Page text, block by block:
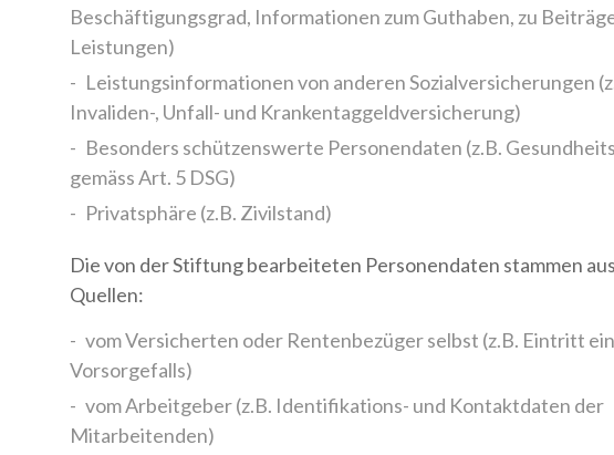
Beschäftigungsgrad, Informationen zum Guthaben, zu
Leistungen)
Leistungsinformationen von anderen Sozialversicherungen
Invaliden-, Unfall- und Krankentaggeldversicherung)
Besonders schützenswerte Personendaten (z.B.
gemäss Art. 5 DSG)
Privatsphäre (z.B. Zivilstand)
Die von der Stiftung bearbeiteten Personendaten stammen
Quellen:
vom Versicherten oder Rentenbezüger selbst (z.B. Eintritt
Vorsorgefalls)
vom Arbeitgeber (z.B. Identifikations- und Kontaktdaten der
Mitarbeitenden)